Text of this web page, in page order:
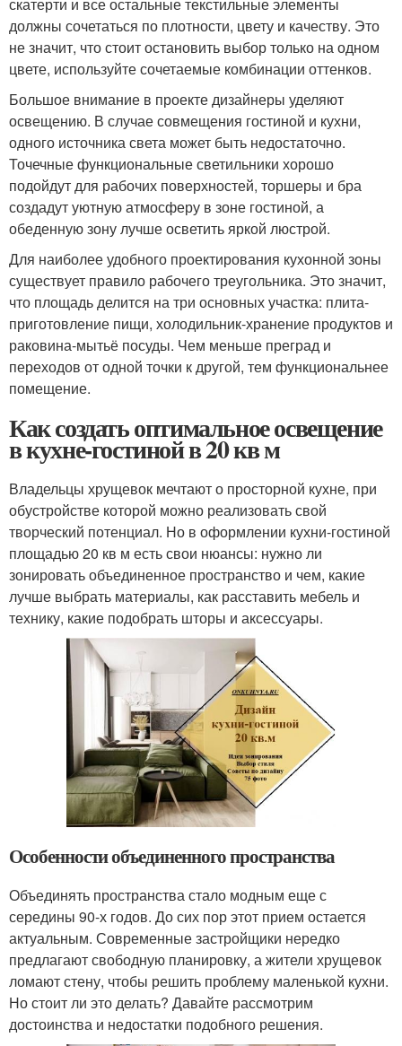
скатерти и все остальные текстильные элементы
должны сочетаться по плотности, цвету и качеству. Это
не значит, что стоит остановить выбор только на одном
цвете, используйте сочетаемые комбинации оттенков.
Большое внимание в проекте дизайнеры уделяют
освещению. В случае совмещения гостиной и кухни,
одного источника света может быть недостаточно.
Точечные функциональные светильники хорошо
подойдут для рабочих поверхностей, торшеры и бра
создадут уютную атмосферу в зоне гостиной, а
обеденную зону лучше осветить яркой люстрой.
Для наиболее удобного проектирования кухонной зоны
существует правило рабочего треугольника. Это значит,
что площадь делится на три основных участка: плита-
приготовление пищи, холодильник-хранение продуктов и
раковина-мытьё посуды. Чем меньше преград и
переходов от одной точки к другой, тем функциональнее
помещение.
Как создать оптимальное освещение
в кухне-гостиной в 20 кв м
Владельцы хрущевок мечтают о просторной кухне, при
обустройстве которой можно реализовать свой
творческий потенциал. Но в оформлении кухни-гостиной
площадью 20 кв м есть свои нюансы: нужно ли
зонировать объединенное пространство и чем, какие
лучше выбрать материалы, как расставить мебель и
технику, какие подобрать шторы и аксессуары.
Особенности объединенного пространства
Объединять пространства стало модным еще с
середины 90-х годов. До сих пор этот прием остается
актуальным. Современные застройщики нередко
предлагают свободную планировку, а жители хрущевок
ломают стену, чтобы решить проблему маленькой кухни.
Но стоит ли это делать? Давайте рассмотрим
достоинства и недостатки подобного решения.